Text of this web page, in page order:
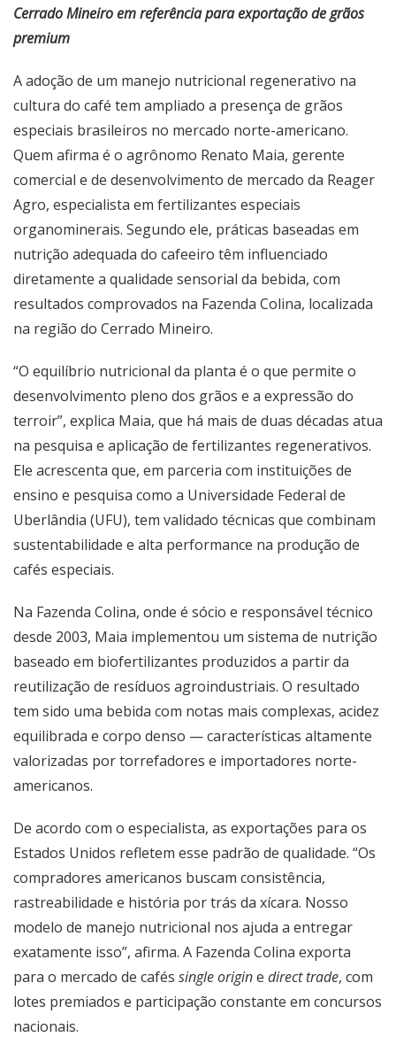
Cerrado Mineiro em referência para exportação de grãos
premium
A adoção de um manejo nutricional regenerativo na
cultura do café tem ampliado a presença de grãos
especiais brasileiros no mercado norte-americano.
Quem afirma é o agrônomo Renato Maia, gerente
comercial e de desenvolvimento de mercado da Reager
Agro, especialista em fertilizantes especiais
organominerais. Segundo ele, práticas baseadas em
nutrição adequada do cafeeiro têm influenciado
diretamente a qualidade sensorial da bebida, com
resultados comprovados na Fazenda Colina, localizada
na região do Cerrado Mineiro.
“O equilíbrio nutricional da planta é o que permite o
desenvolvimento pleno dos grãos e a expressão do
terroir”, explica Maia, que há mais de duas décadas atua
na pesquisa e aplicação de fertilizantes regenerativos.
Ele acrescenta que, em parceria com instituições de
ensino e pesquisa como a Universidade Federal de
Uberlândia (UFU), tem validado técnicas que combinam
sustentabilidade e alta performance na produção de
cafés especiais.
Na Fazenda Colina, onde é sócio e responsável técnico
desde 2003, Maia implementou um sistema de nutrição
baseado em biofertilizantes produzidos a partir da
reutilização de resíduos agroindustriais. O resultado
tem sido uma bebida com notas mais complexas, acidez
equilibrada e corpo denso — características altamente
valorizadas por torrefadores e importadores norte-
americanos.
De acordo com o especialista, as exportações para os
Estados Unidos refletem esse padrão de qualidade. “Os
compradores americanos buscam consistência,
rastreabilidade e história por trás da xícara. Nosso
modelo de manejo nutricional nos ajuda a entregar
exatamente isso”, afirma. A Fazenda Colina exporta
para o mercado de cafés single origine direct trade, com
lotes premiados e participação constante em concursos
nacionais.